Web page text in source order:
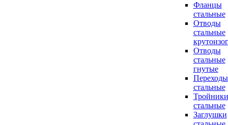
Фланцы
стальные
Отводы
стальные
Отводы
стальные
гнутые
Переходы
стальные
Тройники
стальные
Заглушки